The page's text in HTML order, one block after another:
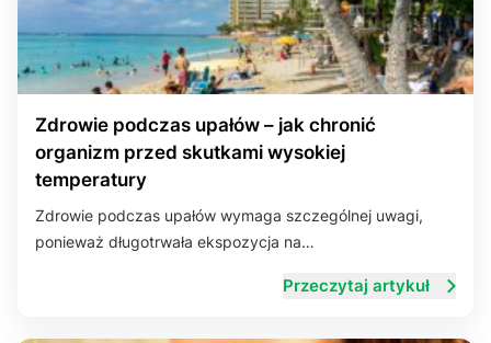
Zdrowie podczas upałów – jak chronić
organizm przed skutkami wysokiej
temperatury
Zdrowie podczas upałów wymaga szczególnej uwagi,
ponieważ długotrwała ekspozycja na…
Przeczytaj artykuł